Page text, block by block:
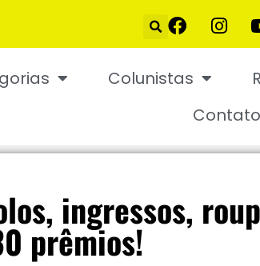
Colunistas
Contato
ingressos,
prêmios!